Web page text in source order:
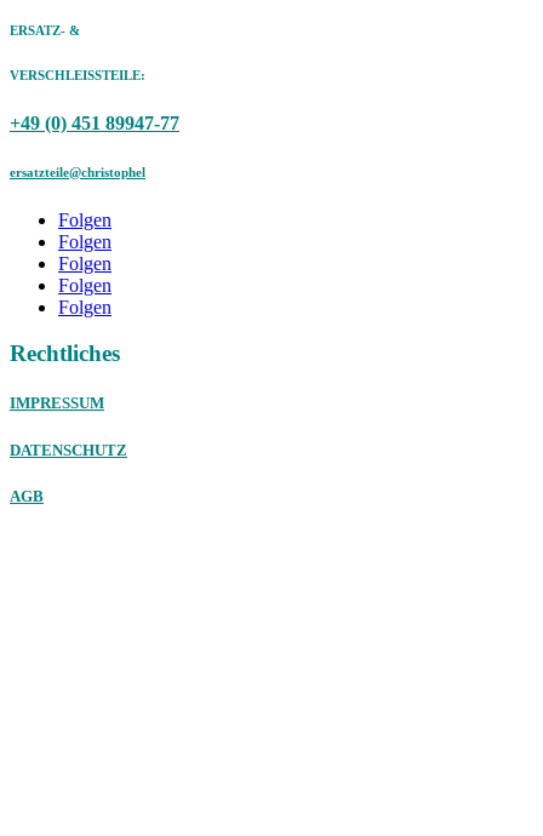
ERSATZ- &
VERSCHLEISSTEILE:
+49 (0) 451 89947-77
ersatzteile@christophel
Folgen
Folgen
Folgen
Folgen
Folgen
Rechtliches
IMPRESSUM
DATENSCHUTZ
AGB